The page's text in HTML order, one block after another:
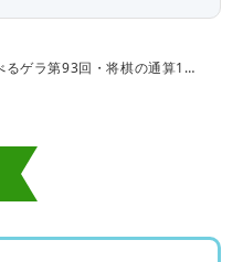
ゲラ第93回・将棋の通算1000勝